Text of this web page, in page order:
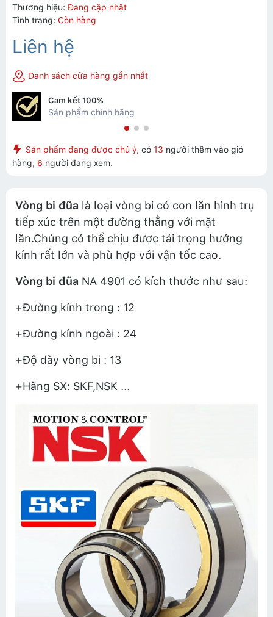
Thương hiệu: Đang cập nhật
Tình trạng: Còn hàng
Liên hệ
Danh sách cửa hàng gần nhất
Cam kết 100%
Sản phẩm chính hãng
Sản phẩm đang được chú ý, có 13 người thêm vào giỏ
hàng, 6 người đang xem.
Vòng bi đũa là loại vòng bi có con lăn hình trụ
tiếp xúc trên một đường thẳng với mặt
lăn.Chúng có thể chịu được tải trọng hướng
kính rất lớn và phù hợp với vận tốc cao.
Vòng bi đũa NA 4901 có kích thước như sau:
+Đường kính trong : 12
+Đường kính ngoài : 24
+Độ dày vòng bi : 13
+Hãng SX: SKF,NSK ...